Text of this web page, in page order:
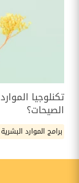
تكنلوجيا
الصيحات؟
برامج الموارد البشرية